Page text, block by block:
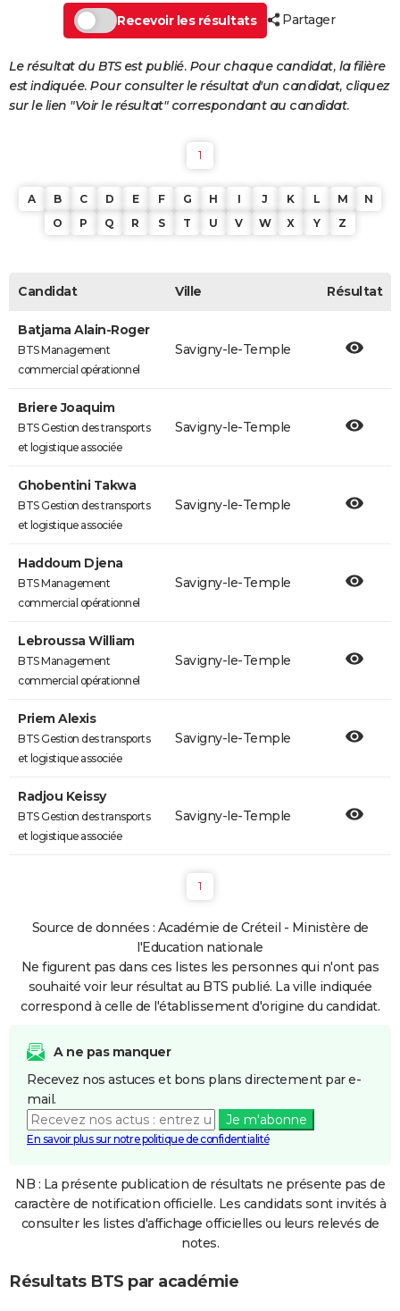
Recevoir les résultats Partager
Le résultat du BTS est publié. Pour chaque candidat, la filière
est indiquée. Pour consulter le résultat d'un candidat, cliquez
sur le lien "Voir le résultat" correspondant au candidat.
1
A B C D E F G H I J K L M
N
O
P Q R S T U V W X Y Z
Candidat Ville Résultat
Batjama Alain-Roger
BTS Management
commercial opérationnel
Savigny-le-Temple
Briere Joaquim
BTS Gestion des transports
et logistique associée
Savigny-le-Temple
Ghobentini Takwa
BTS Gestion des transports
et logistique associée
Savigny-le-Temple
Haddoum Djena
BTS Management
commercial opérationnel
Savigny-le-Temple
Lebroussa William
BTS Management
commercial opérationnel
Savigny-le-Temple
Priem Alexis
BTS Gestion des transports
et logistique associée
Savigny-le-Temple
Radjou Keissy
BTS Gestion des transports
et logistique associée
Savigny-le-Temple
1
Source de données : Académie de Créteil - Ministère de
l'Education nationale
Ne figurent pas dans ces listes les personnes qui n'ont pas
souhaité voir leur résultat au BTS publié. La ville indiquée
correspond à celle de l'établissement d'origine du candidat.
A ne pas manquer
Recevez nos astuces et bons plans directement par e-
mail.
Je m'abonne
En savoir plus sur notre politique de confidentialité
NB : La présente publication de résultats ne présente pas de
caractère de notification officielle. Les candidats sont invités à
consulter les listes d'affichage officielles ou leurs relevés de
notes.
Résultats BTS par académie